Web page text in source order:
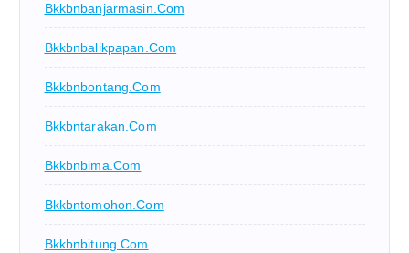
Bkkbnbanjarmasin.com
Bkkbnbalikpapan.com
Bkkbnbontang.com
Bkkbntarakan.com
Bkkbnbima.com
Bkkbntomohon.com
Bkkbnbitung.com